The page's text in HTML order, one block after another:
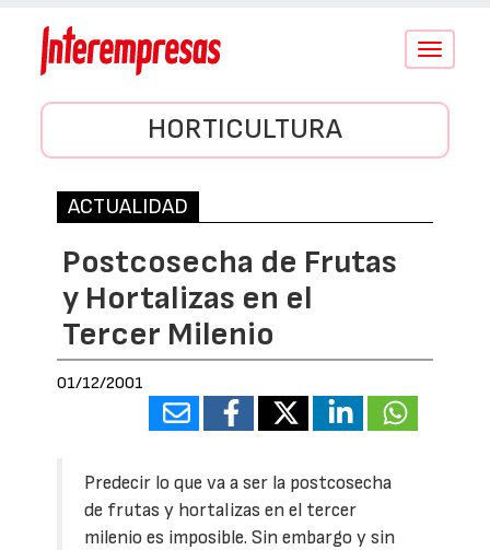
Conmutar
HORTICULTURA
ACTUALIDAD
Postcosecha de Frutas
y Hortalizas en el
Tercer Milenio
01/12/2001
Predecir lo que va a ser la postcosecha
de frutas y hortalizas en el tercer
milenio es imposible. Sin embargo y sin